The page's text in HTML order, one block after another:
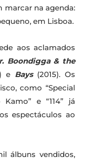
marcar na agenda:
em Lisboa.
aos aclamados
Boondigga & the
e Bays(2015). Os
como “Special
Kamo” e “114” já
espectáculos ao
álbuns vendidos,